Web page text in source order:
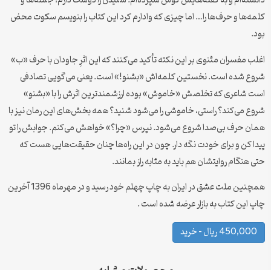
کلمه‌ها و حرف‌ها را… اما چیزی که وادارم کرد این کتاب را بنویسم سکوت محض
بود.
اغلب مفسران مثنوی بر این نکته تأکید می‌کنند که این اثرِ جاودان با حرف «ب»
شروع شده است. نخستین کلمه‌اش «بشنو!» است. یعنی می‌گویی تصادفی
است شاعری که تخلصش «خاموش» بوده ارزشمندترین اثرش را با «بشنو»
شروع می‌کند؟ راستی، خاموشی را می‌شود شنید؟ همه بخش‌های این رمان نیز با
همان حرف بی‌صدا شروع می‌شود. نپرس «چرا؟» خواهش می‌کنم. جوابش را تو
پیدا کن و برای خودت نگه دار. چون در این راه‌ها چنان حقیقت‌هایی هست که
حتی هنگام روایتشان هم باید به مثابه راز بمانند.
همچنین ملت عشق در ایران به چاپ چهلم خود رسید و در مهرماه 1396 آخرین
چاپ این کتاب به بازار عرضه شده است .
450,000 ریال – خرید